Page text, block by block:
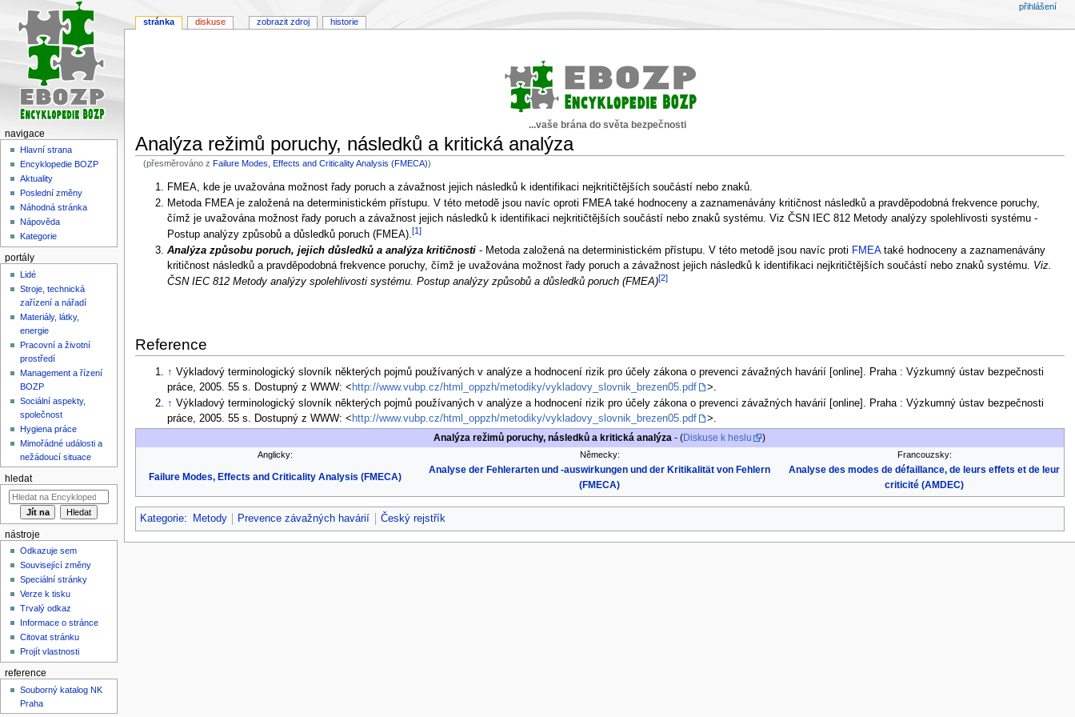
...vaše brána do světa bezpečnosti
Analýza režimů poruchy, následků a kritická analýza
(přesměrováno zFailure Modes, Effects and Criticality Analysis (FMECA))
Skočit
navigaci
Skočit
vyhledávání
FMEA, kde je uvažována možnost řady poruch a závažnost jejich následků k identifikaci nejkritičtějších součástí nebo znaků.
Metoda FMEA je založená na deterministickém přístupu. V této metodě jsou navíc oproti FMEA také hodnoceny a zaznamenávány kritičnost následků a pravděpodobná frekvence poruchy,
čímž je uvažována možnost řady poruch a závažnost jejich následků k identifikaci nejkritičtějších součástí nebo znaků systému. Viz ČSN IEC 812 Metody analýzy spolehlivosti systému -
Postup analýzy způsobů a důsledků poruch (FMEA).[1]
Analýza způsobu poruch, jejich důsledků a analýza kritičnosti - Metoda založená na deterministickém přístupu. V této metodě jsou navíc proti FMEAtaké hodnoceny a zaznamenávány
kritičnost následků a pravděpodobná frekvence poruchy, čímž je uvažována možnost řady poruch a závažnost jejich následků k identifikaci nejkritičtějších součástí nebo znaků systému. Viz.
ČSN IEC 812 Metody analýzy spolehlivosti systému. Postup analýzy způsobů a důsledků poruch (FMEA)[2]
Reference
↑ Výkladový terminologický slovník některých pojmů používaných v analýze a hodnocení rizik pro účely zákona o prevenci závažných havárií [online]. Praha : Výzkumný ústav bezpečnosti
práce, 2005. 55 s. Dostupný z WWW: < http://www.vubp.cz/html_oppzh/metodiky/vykladovy_slovnik_brezen05.pdf
>.
↑ Výkladový terminologický slovník některých pojmů používaných v analýze a hodnocení rizik pro účely zákona o prevenci závažných havárií [online]. Praha : Výzkumný ústav bezpečnosti
práce, 2005. 55 s. Dostupný z WWW: < http://www.vubp.cz/html_oppzh/metodiky/vykladovy_slovnik_brezen05.pdf
>.
Analýza režimů poruchy, následků a kritická analýza - (Diskuse k heslu )
Anglicky: Německy: Francouzsky:
Failure Modes, Effects and Criticality Analysis (FMECA)
Analyse der Fehlerarten und -auswirkungen und der Kritikalität von Fehlern
(FMECA)
Analyse des modes de défaillance, de leurs effets et de leur
criticité (AMDEC)
Kategorie: Metody Prevence závažných havárií Český rejstřík
stránka diskuse zobrazit zdroj historie
přihlášení
navigace
Hlavní strana
Encyklopedie BOZP
Aktuality
Poslední změny
Náhodná stránka
Nápověda
Kategorie
portály
Lidé
Stroje, technická
zařízení a nářadí
Materiály, látky,
energie
Pracovní a životní
prostředí
Management a řízení
BOZP
Sociální aspekty,
společnost
Hygiena práce
Mimořádné události a
nežádoucí situace
hledat
nástroje
Odkazuje sem
Související změny
Speciální stránky
Verze k tisku
Trvalý odkaz
Informace o stránce
Citovat stránku
Projít vlastnosti
reference
Souborný katalog NK
Praha